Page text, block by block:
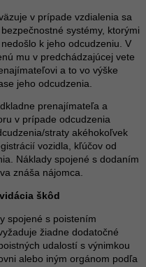
v prípade vzdialenia sa
systémy, ktorými
k jeho odcudzeniu. V
mu v predchádzajúcej vete
a to vo výške
jeho odcudzenia.
prenajímateľa a
v prípade odcudzenia
straty akéhokoľvek
vozidla, kľúčov od
Náklady spojené s dodaním
znáša nájomca.
škôd
spojené s poistením
žiadne dodatočné
udalostí s výnimkou
alebo iným orgánom podľa